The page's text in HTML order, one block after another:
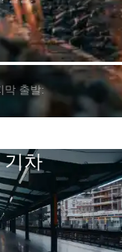
막 출발:
기차